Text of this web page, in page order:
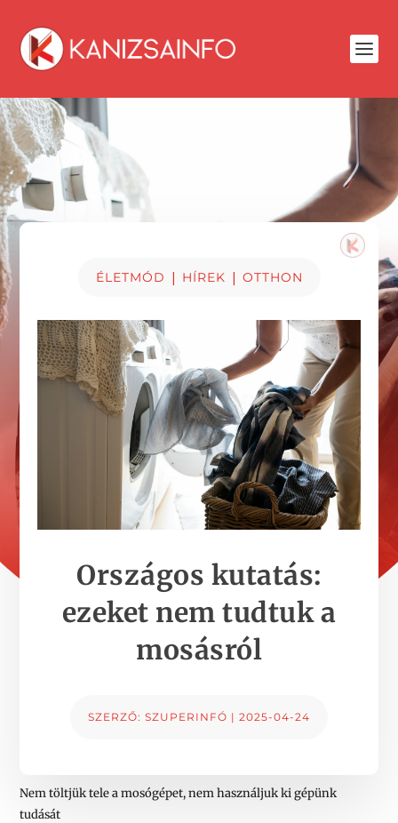
ÉLETMÓD | HÍREK | OTTHON
Országos kutatás:
ezeket nem tudtuk a
mosásról
SZERZŐ: SZUPERINFÓ | 2025-04-24
Nem töltjük tele a mosógépet, nem használjuk ki gépünk
tudását